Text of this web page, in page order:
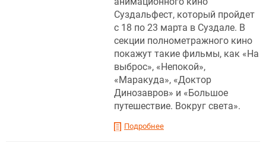
Суздальфест, который пройдет
с 18 по 23 марта в Суздале. В
секции полнометражного кино
покажут такие фильмы, как «На
выброс», «Непокой»,
«Маракуда», «Доктор
Динозавров» и «Большое
путешествие. Вокруг света».
Подробнее